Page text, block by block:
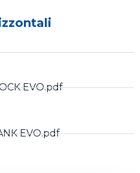
EVO.pdf
EVO.pdf